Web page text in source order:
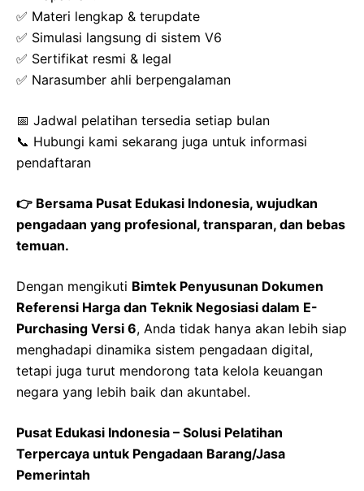
✅ Materi lengkap & terupdate
✅ Simulasi langsung di sistem V6
✅ Sertifikat resmi & legal
✅ Narasumber ahli berpengalaman
📅 Jadwal pelatihan tersedia setiap bulan
📞 Hubungi kami sekarang juga untuk informasi
pendaftaran
👉 Bersama Pusat Edukasi Indonesia, wujudkan
pengadaan yang profesional, transparan, dan bebas
temuan.
Dengan mengikuti Bimtek Penyusunan Dokumen
Referensi Harga dan Teknik Negosiasi dalam E-
Purchasing Versi 6, Anda tidak hanya akan lebih siap
menghadapi dinamika sistem pengadaan digital,
tetapi juga turut mendorong tata kelola keuangan
negara yang lebih baik dan akuntabel.
Pusat Edukasi Indonesia – Solusi Pelatihan
Terpercaya untuk Pengadaan Barang/Jasa
Pemerintah